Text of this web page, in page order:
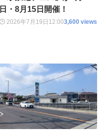
日・8月15日開催！
2026年7月19日 12:003,600 views